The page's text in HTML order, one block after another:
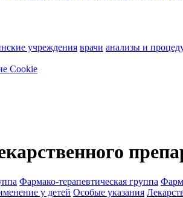
учреждения врачи анализы и
Cookie
Фармако-терапевтическая группа
у детей Особые указания